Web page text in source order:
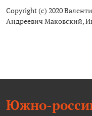
Copyright (c) 2020
Андреевич Маковский,
Южно-